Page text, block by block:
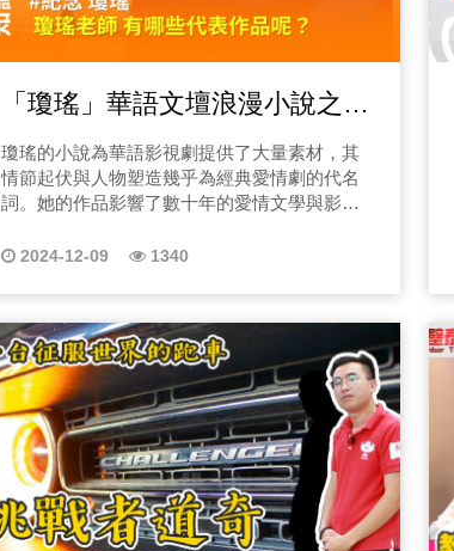
「瓊瑤」華語文壇浪漫小說之
母！有哪些經典作品呢？
瓊瑤的小說為華語影視劇提供了大量素材，其
情節起伏與人物塑造幾乎為經典愛情劇的代名
詞。她的作品影響了數十年的愛情文學與影視
2024-12-09 1340